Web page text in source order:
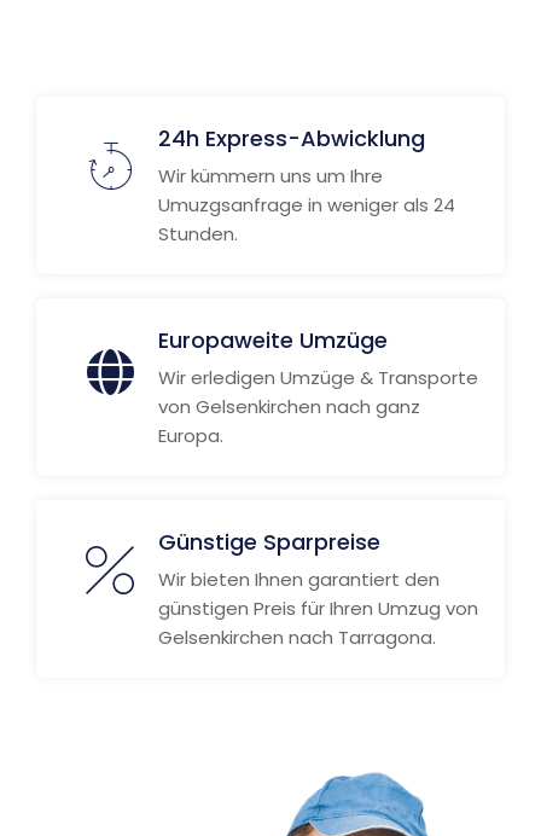
24h Express-Abwicklung
Wir kümmern uns um Ihre
Umuzgsanfrage in weniger als 24
Stunden.
Europaweite Umzüge
Wir erledigen Umzüge & Transporte
von Gelsenkirchen nach ganz
Europa.
Günstige Sparpreise
Wir bieten Ihnen garantiert den
günstigen Preis für Ihren Umzug von
Gelsenkirchen nach Tarragona.